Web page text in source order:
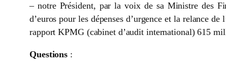
– notre Président, par la voix de sa Ministre des
d’euros pour les dépenses d’urgence et la relance
rapport KPMG (cabinet d’audit international) 615
Questions :